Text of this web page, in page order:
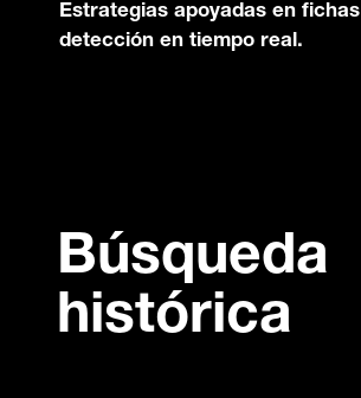
Estrategias apoyadas en
detección en tiempo real.
Búsqueda
histórica